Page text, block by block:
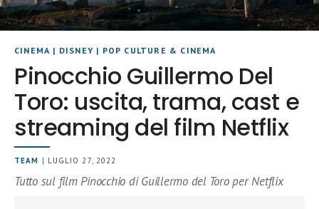
CINEMA | DISNEY | POP CULTURE & CINEMA
Pinocchio Guillermo Del
Toro: uscita, trama, cast e
streaming del film Netflix
TEAM | LUGLIO 27, 2022
Tutto sul film Pinocchio di Guillermo del Toro per Netflix